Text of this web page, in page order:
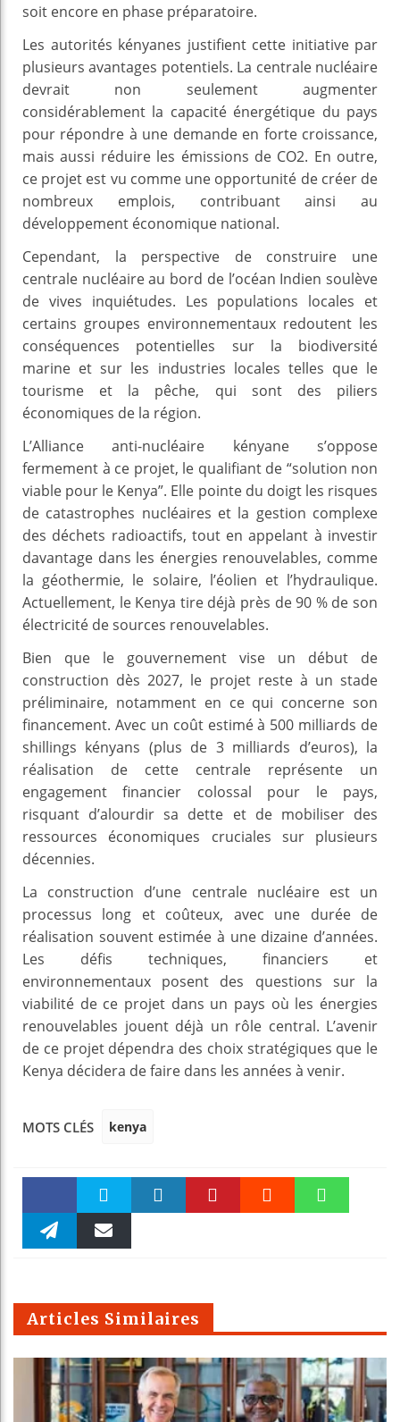
soit encore en phase préparatoire.
Les autorités kényanes justifient cette initiative par
plusieurs avantages potentiels. La centrale nucléaire
devrait non seulement augmenter
considérablement la capacité énergétique du pays
pour répondre à une demande en forte croissance,
mais aussi réduire les émissions de CO2. En outre,
ce projet est vu comme une opportunité de créer de
nombreux emplois, contribuant ainsi au
développement économique national.
Cependant, la perspective de construire une
centrale nucléaire au bord de l’océan Indien soulève
de vives inquiétudes. Les populations locales et
certains groupes environnementaux redoutent les
conséquences potentielles sur la biodiversité
marine et sur les industries locales telles que le
tourisme et la pêche, qui sont des piliers
économiques de la région.
L’Alliance anti-nucléaire kényane s’oppose
fermement à ce projet, le qualifiant de “solution non
viable pour le Kenya”. Elle pointe du doigt les risques
de catastrophes nucléaires et la gestion complexe
des déchets radioactifs, tout en appelant à investir
davantage dans les énergies renouvelables, comme
la géothermie, le solaire, l’éolien et l’hydraulique.
Actuellement, le Kenya tire déjà près de 90 % de son
électricité de sources renouvelables.
Bien que le gouvernement vise un début de
construction dès 2027, le projet reste à un stade
préliminaire, notamment en ce qui concerne son
financement. Avec un coût estimé à 500 milliards de
shillings kényans (plus de 3 milliards d’euros), la
réalisation de cette centrale représente un
engagement financier colossal pour le pays,
risquant d’alourdir sa dette et de mobiliser des
ressources économiques cruciales sur plusieurs
décennies.
La construction d’une centrale nucléaire est un
processus long et coûteux, avec une durée de
réalisation souvent estimée à une dizaine d’années.
Les défis techniques, financiers et
environnementaux posent des questions sur la
viabilité de ce projet dans un pays où les énergies
renouvelables jouent déjà un rôle central. L’avenir
de ce projet dépendra des choix stratégiques que le
Kenya décidera de faire dans les années à venir.
MOTS CLÉS kenya
Faceboo Twitter
m
Articles Similaires